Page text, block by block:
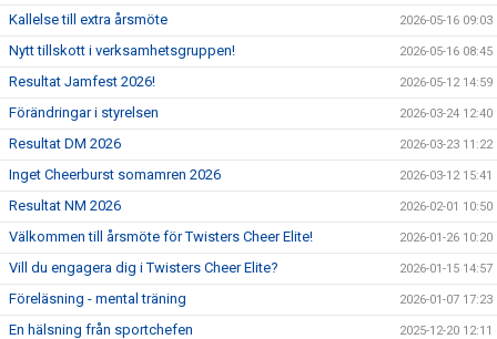
Kallelse till extra årsmöte 2026-05-16 09:03
Nytt tillskott i verksamhetsgruppen! 2026-05-16 08:45
Resultat Jamfest 2026! 2026-05-12 14:59
Förändringar i styrelsen 2026-03-24 12:40
Resultat DM 2026 2026-03-23 11:22
Inget Cheerburst somamren 2026 2026-03-12 15:41
Resultat NM 2026 2026-02-01 10:50
Välkommen till årsmöte för Twisters Cheer Elite! 2026-01-26 10:20
Vill du engagera dig i Twisters Cheer Elite? 2026-01-15 14:57
Föreläsning - mental träning 2026-01-07 17:23
En hälsning från sportchefen 2025-12-20 12:11